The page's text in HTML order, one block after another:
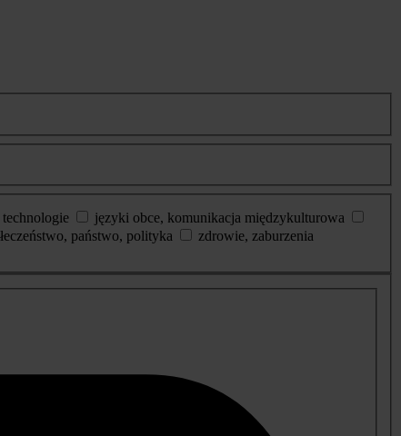
języki obce, komunikacja międzykulturowa
państwo, polityka
zdrowie, zaburzenia